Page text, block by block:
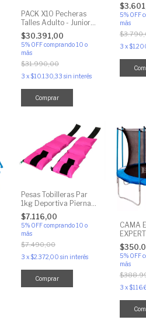
PACK X10 Pecheras
Talles Adulto - Junior
Para Entrenamiento
Chaleco
$30.391,00
5% OFFcomprando 10 o
más
$31.990,00
3 x$10.130,33 sin interés
Comprar
5% OFF
más
3 x
Pesas Tobilleras Par
1kg Deportiva Pierna
Tobillo Fitness
$7.116,00
5% OFFcomprando 10 o
más
$7.490,00
3 x$2.372,00 sin interés
Comprar
CAMA
5% OFF
más
3 x